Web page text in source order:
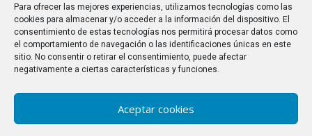
Para ofrecer las mejores experiencias, utilizamos tecnologías como las
cookies para almacenar y/o acceder a la información del dispositivo. El
consentimiento de estas tecnologías nos permitirá procesar datos como
el comportamiento de navegación o las identificaciones únicas en este
sitio. No consentir o retirar el consentimiento, puede afectar
negativamente a ciertas características y funciones.
Aceptar cookies
Enclave
Más información
Consultas
Horarios y tarifas